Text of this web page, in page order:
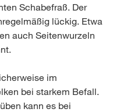
Schabefraß. Der
lückig. Etwa
auch Seitenwurzeln
im
bei starkem Befall.
kann es bei